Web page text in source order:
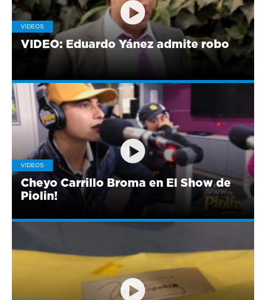
VIDEOS
VIDEO: Eduardo Yánez admite robo
VIDEOS
Cheyo Carrillo Broma en El Show de
Piolin!